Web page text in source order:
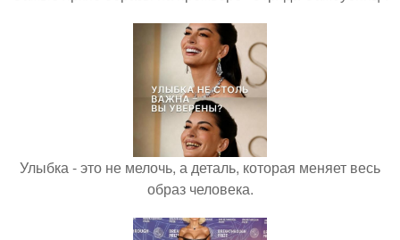
Улыбка - это не мелочь, а деталь, которая меняет весь
образ человека.